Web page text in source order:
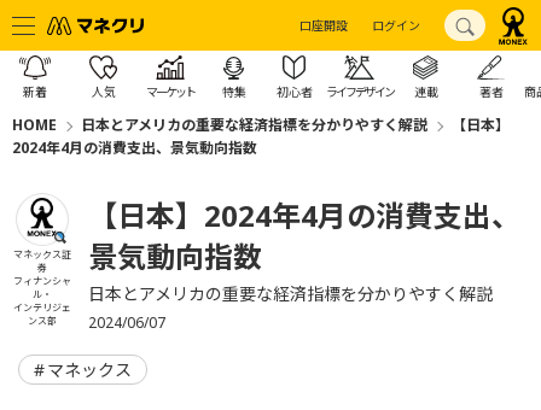
口座開設 ログイン
新着 人気 マーケット 特集 初心者 ライフデザイン 連載 著者 商
HOME 日本とアメリカの重要な経済指標を分かりやすく解説
【日本】
2024年4月の消費支出、景気動向指数
マネックス証
券
フィナンシャ
ル・
インテリジェ
ンス部
【日本】2024年4月の消費支出、
景気動向指数
日本とアメリカの重要な経済指標を分かりやすく解説
2024/06/07
マネックス